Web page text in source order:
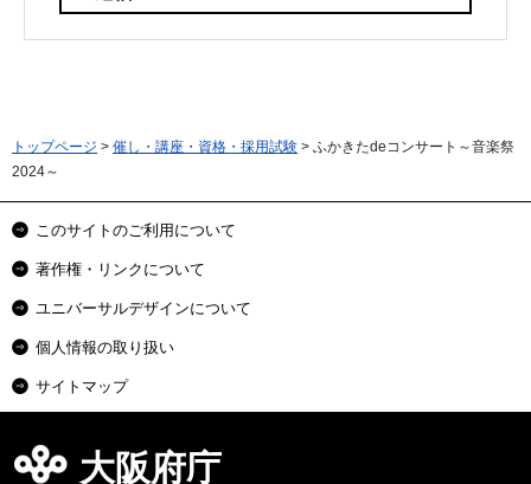
トップページ > 催し・講座・資格・採用試験 > ふかきたdeコンサート～音楽祭
2024～
このサイトのご利用について
著作権・リンクについて
ユニバーサルデザインについて
個人情報の取り扱い
サイトマップ
大阪府庁